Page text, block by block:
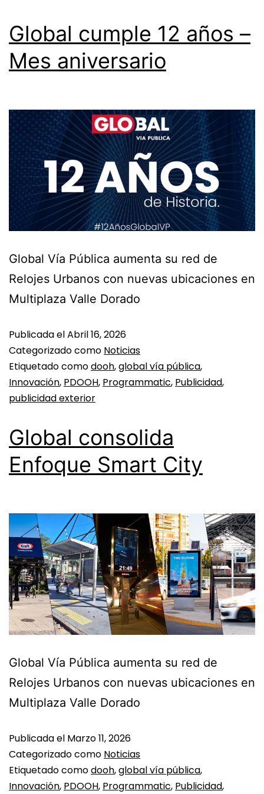
Global cumple 12 años –
Mes aniversario
Global Vía Pública aumenta su red de
Relojes Urbanos con nuevas ubicaciones en
Multiplaza Valle Dorado
Publicada elAbril 16, 2026
Categorizado como Noticias
Etiquetado comodooh,global vía pública,
Innovación, PDOOH, Programmatic, Publicidad,
publicidad exterior
Global consolida
Enfoque Smart City
Global Vía Pública aumenta su red de
Relojes Urbanos con nuevas ubicaciones en
Multiplaza Valle Dorado
Publicada el Marzo 11, 2026
Categorizado como Noticias
Etiquetado comodooh,global vía pública,
Innovación, PDOOH, Programmatic, Publicidad,